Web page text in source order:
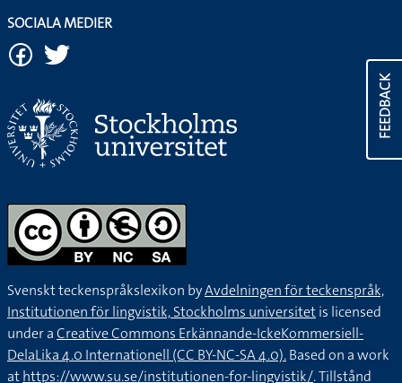
FEEDBACK
SOCIALA MEDIER
Svenskt teckenspråkslexikon byAvdelningen för teckenspråk,
Institutionen för lingvistik, Stockholms universitetis licensed
under aCreative Commons Erkännande-IckeKommersiell-
DelaLika 4.0 Internationell (CC BY-NC-SA 4.0).Based on a work
athttps://www.su.se/institutionen-for-lingvistik/. Tillstånd